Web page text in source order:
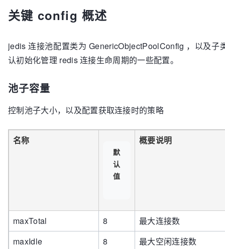
Jedis jedis
            jedis.set(
"foo"
        }
    }
关键 config 概述
jedis 连接池配置类为 GenericObjectPoolConfig ，以及
认初始化管理 redis 连接生命周期的一些配置。
池子容量
控制池子大小，以及配置获取连接时的策略
名称
默
认
值
概要说明
maxTotal 8
最大连接数
maxIdle
8
最大空闲连接数